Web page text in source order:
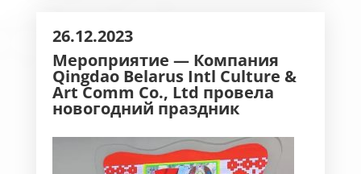
26.12.2023
Мероприятие — Компания
Qingdao Belarus Intl Culture &
Art Comm Co., Ltd провела
новогодний праздник